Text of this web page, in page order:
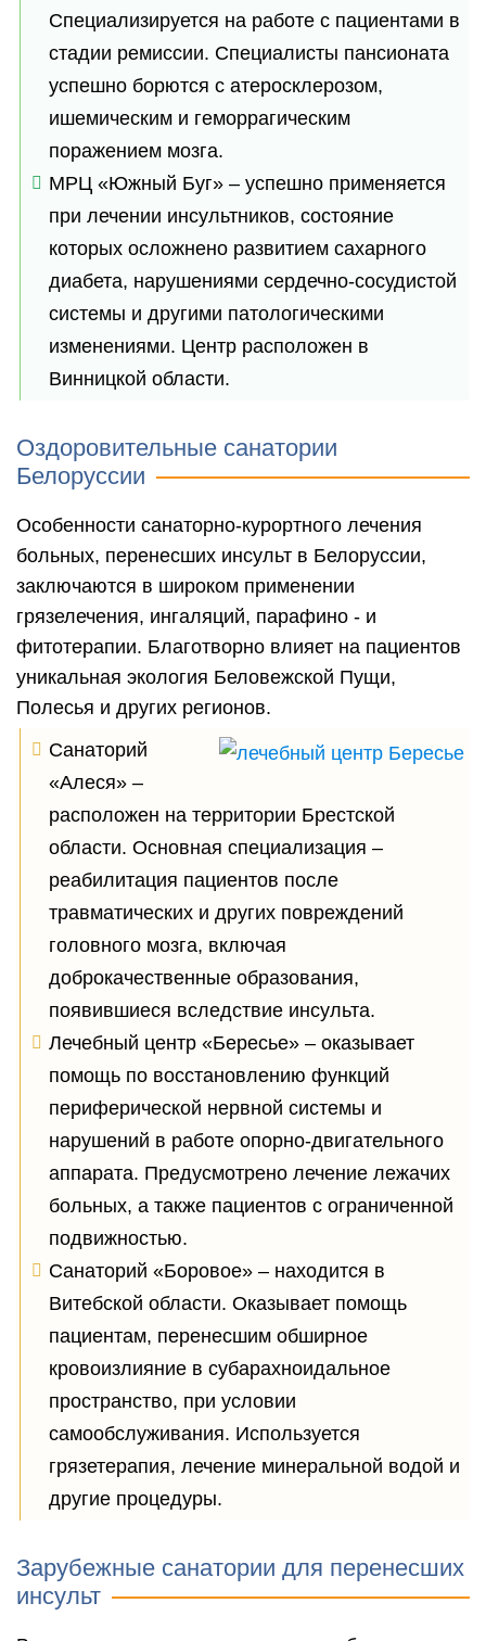
Специализируется на работе с пациентами в
стадии ремиссии. Специалисты пансионата
успешно борются с атеросклерозом,
ишемическим и геморрагическим
поражением мозга.
МРЦ «Южный Буг» – успешно применяется
при лечении инсультников, состояние
которых осложнено развитием сахарного
диабета, нарушениями сердечно-сосудистой
системы и другими патологическими
изменениями. Центр расположен в
Винницкой области.
Оздоровительные санатории
Белоруссии
Особенности санаторно-курортного лечения
больных, перенесших инсульт в Белоруссии,
заключаются в широком применении
грязелечения, ингаляций, парафино - и
фитотерапии. Благотворно влияет на пациентов
уникальная экология Беловежской Пущи,
Полесья и других регионов.
Санаторий
«Алеся» –
расположен на территории Брестской
области. Основная специализация –
реабилитация пациентов после
травматических и других повреждений
головного мозга, включая
доброкачественные образования,
появившиеся вследствие инсульта.
Лечебный центр «Бересье» – оказывает
помощь по восстановлению функций
периферической нервной системы и
нарушений в работе опорно-двигательного
аппарата. Предусмотрено лечение лежачих
больных, а также пациентов с ограниченной
подвижностью.
Санаторий «Боровое» – находится в
Витебской области. Оказывает помощь
пациентам, перенесшим обширное
кровоизлияние в субарахноидальное
пространство, при условии
самообслуживания. Используется
грязетерапия, лечение минеральной водой и
другие процедуры.
Зарубежные санатории для перенесших
инсульт